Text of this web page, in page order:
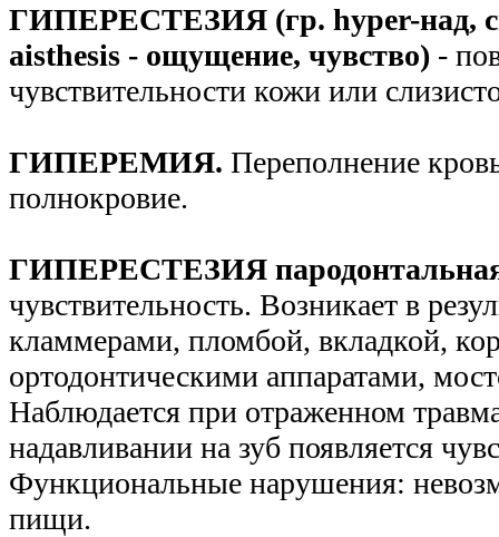
ГИПЕРЕСТЕЗИЯ (гр. hyper-над,
aisthesis - ощущение, чувство) -
чувствительности кожи или
ГИПЕРЕМИЯ. Переполнение
полнокровие.
ГИПЕРЕСТЕЗИЯ
чувствительность. Возникает в
кламмерами, пломбой, вкладкой,
ортодонтическими аппаратами,
Наблюдается при отраженном
надавливании на зуб появляется
Функциональные нарушения:
пищи.